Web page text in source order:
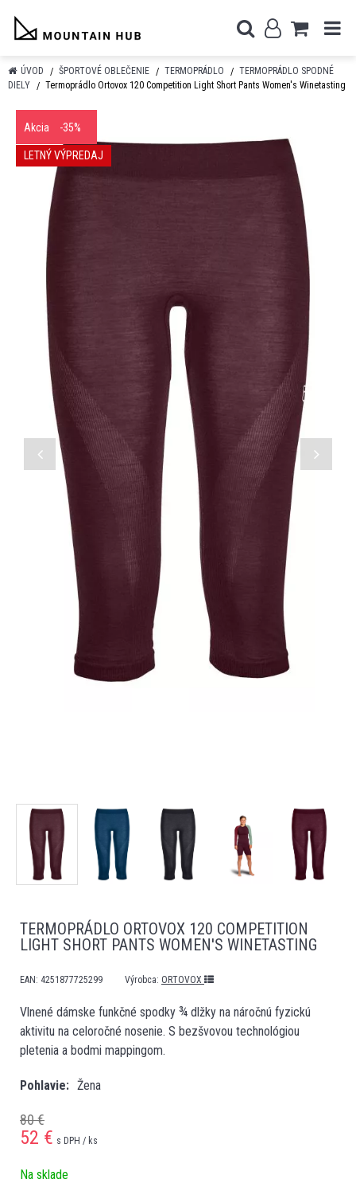
ÚVOD ŠPORTOVÉ OBLEČENIE TERMOPRÁDLO
TERMOPRÁDLO SPODNÉ
DIELY
Termoprádlo Ortovox 120 Competition Light Short Pants Women's Winetasting
Akcia -35%
LETNÝ VÝPREDAJ
TERMOPRÁDLO ORTOVOX 120 COMPETITION
LIGHT SHORT PANTS WOMEN'S WINETASTING
EAN: 4251877725299 Výrobca: ORTOVOX
Vlnené dámske funkčné spodky ¾ dlžky na náročnú fyzickú
aktivitu na celoročné nosenie. S bezšvovou technológiou
pletenia a bodmi mappingom.
Pohlavie Žena
80 €
52 € s DPH / ks
Na sklade